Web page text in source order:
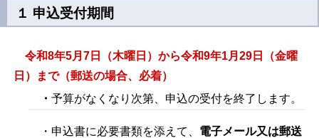
１ 申込受付期間
令和8年5月7日（木曜日）から令和9年1月29日（金曜
日）まで（郵送の場合、必着）
・ 予算がなくなり次第、申込の受付を終了します。
・申込書に必要書類を添えて、 電子メール又は郵送